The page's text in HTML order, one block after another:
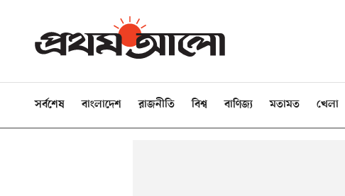
সর্বশেষ বাংলাদেশ রাজনীতি বিশ্ব বাণিজ্য মতামত খেলা